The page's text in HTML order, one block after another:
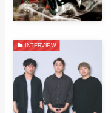
INTERVIEW